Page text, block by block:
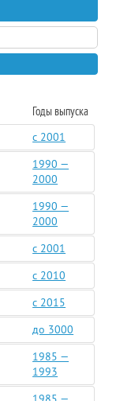
Годы выпуска
c 2001
1990 —
2000
1990 —
2000
c 2001
c 2010
c 2015
до 3000
1985 —
1993